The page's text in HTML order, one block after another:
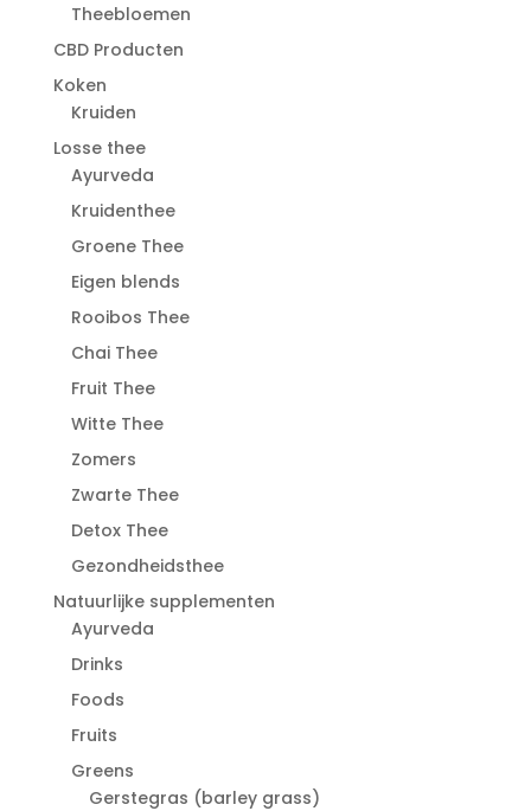
Theebloemen
CBD Producten
Koken
Kruiden
Losse thee
Ayurveda
Kruidenthee
Groene Thee
Eigen blends
Rooibos Thee
Chai Thee
Fruit Thee
Witte Thee
Zomers
Zwarte Thee
Detox Thee
Gezondheidsthee
Natuurlijke supplementen
Ayurveda
Drinks
Foods
Fruits
Greens
Gerstegras (barley grass)